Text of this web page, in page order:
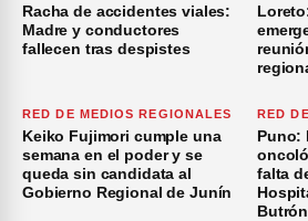
Racha de accidentes viales:
Madre y conductores
fallecen tras despistes
RED DE MEDIOS REGIONALES
Keiko Fujimori cumple una
semana en el poder y se
queda sin candidata al
Gobierno Regional de Junín
RED
Puno:
falta
Butrón